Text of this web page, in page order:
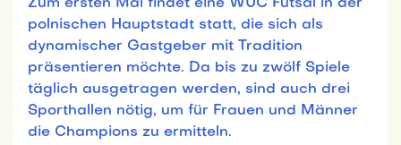
Zum ersten Mal findet eine WUC Futsal in der
polnischen Hauptstadt statt, die sich als
dynamischer Gastgeber mit Tradition
präsentieren möchte. Da bis zu zwölf Spiele
täglich ausgetragen werden, sind auch drei
Sporthallen nötig, um für Frauen und Männer
die Champions zu ermitteln.